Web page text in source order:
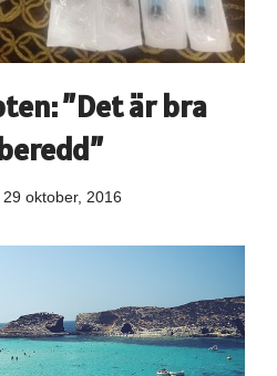
”Det är bra
29 oktober, 2016